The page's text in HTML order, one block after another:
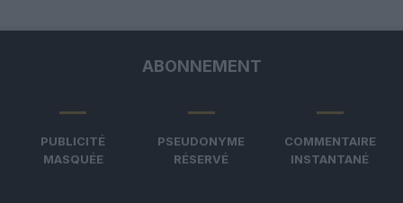
ABONNEMENT
PUBLICITÉ
MASQUÉE
PSEUDONYME
RÉSERVÉ
COMMENTAIRE
INSTANTANÉ